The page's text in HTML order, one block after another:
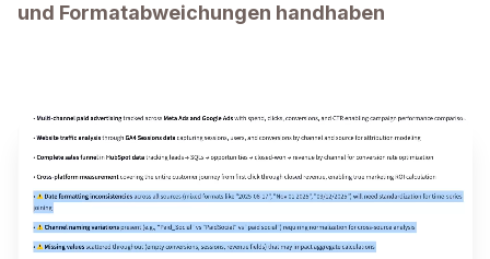
und Formatabweichungen handhaben